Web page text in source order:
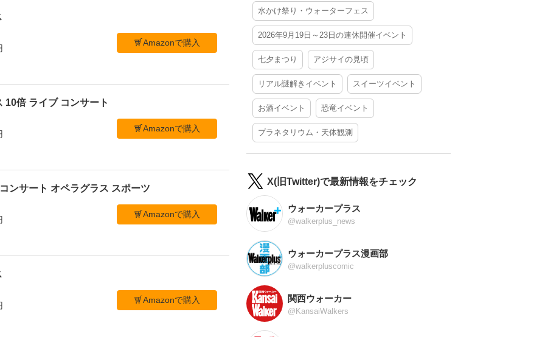
Amazonで購入
10倍 ライブ コンサート
Amazonで購入
ンサート オペラグラス スポーツ
Amazonで購入
Amazonで購入
水かけ祭り・ウォーターフェス
2026年9月19日～23日の連休開催イベント
七夕まつり アジサイの見頃
リアル謎解きイベント スイーツイベント
お酒イベント 恐竜イベント
プラネタリウム・天体観測
X(旧Twitter)で最新情報をチェック
ウォーカープラス
@walkerplus_news
ウォーカープラス漫画部
@walkerpluscomic
関西ウォーカー
@KansaiWalkers